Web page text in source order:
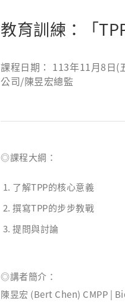
教育訓練：「
課程日期： 113年11月8日(
公司/陳昱宏總監
◎課程大綱：
了解TPP的核心意義
撰寫TPP的步步教戰
提問與討論
◎講者簡介：
陳昱宏 (Bert Chen) CMPP |